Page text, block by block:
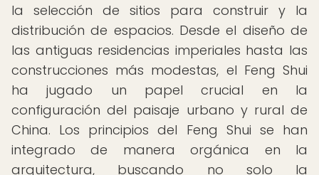
la selección de sitios para construir y la
distribución de espacios. Desde el diseño de
las antiguas residencias imperiales hasta las
construcciones más modestas, el Feng Shui
ha jugado un papel crucial en la
configuración del paisaje urbano y rural de
China. Los principios del Feng Shui se han
integrado de manera orgánica en la
arquitectura, buscando no solo la